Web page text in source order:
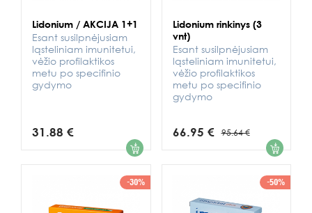
Lidonium / AKCIJA 1+1
Esant susilpnėjusiam
ląsteliniam imunitetui,
vėžio profilaktikos
metu po specifinio
gydymo
31.88 € 1
Lidonium rinkinys (3
vnt)
Esant susilpnėjusiam
ląsteliniam imunitetui,
vėžio profilaktikos
metu po specifinio
gydymo
66.95 € 95.64 € 1
-30% -50%